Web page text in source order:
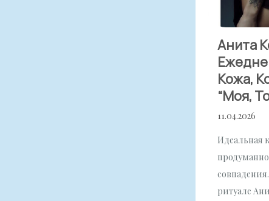
Анита
Кожа,
“моя,
11.04.2026
Идеальная
ритуале